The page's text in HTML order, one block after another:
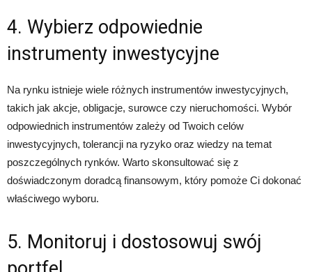
4. Wybierz odpowiednie
instrumenty inwestycyjne
Na rynku istnieje wiele różnych instrumentów inwestycyjnych,
takich jak akcje, obligacje, surowce czy nieruchomości. Wybór
odpowiednich instrumentów zależy od Twoich celów
inwestycyjnych, tolerancji na ryzyko oraz wiedzy na temat
poszczególnych rynków. Warto skonsultować się z
doświadczonym doradcą finansowym, który pomoże Ci dokonać
właściwego wyboru.
5. Monitoruj i dostosowuj swój